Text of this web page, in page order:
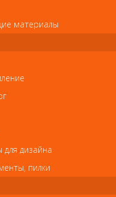
градусов;
с защитой от
Touch;
материалы
для дизайна
пилки